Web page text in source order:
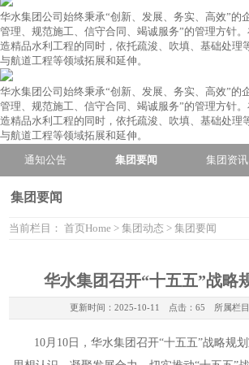
华水集团公司始终秉承“创新、发展、务实、高效”的
管理、规范施工、信守合同、竭诚服务”的管理方针
造精品水利工程的同时，依托疏浚、吹填、基础处理
与航道工程等领域拓展和延伸。
华水集团公司始终秉承“创新、发展、务实、高效”的
管理、规范施工、信守合同、竭诚服务”的管理方针
造精品水利工程的同时，依托疏浚、吹填、基础处理
与航道工程等领域拓展和延伸。
通知公告
集团要闻 集团资讯
集团要闻
当前栏目： 首页Home > 集团动态 > 集团要闻
华水集团召开“十五五”战略
更新时间： 2025-10-11 点击：65 所属栏目
10月10日，华水集团召开“十五五”战略规